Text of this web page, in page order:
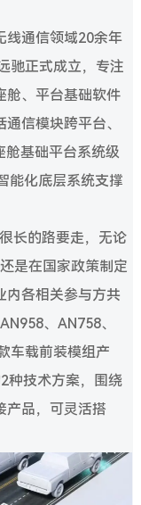
线通信领域20余年
驰正式成立，专注
舱、平台基础软件
信模块跨平台、
舱基础平台系统级
能化底层系统支撑
长的路要走，无论
是在国家政策制定
内各相关参与方共
、AN758、
车载前装模组产
种技术方案，围绕
产品，可灵活搭